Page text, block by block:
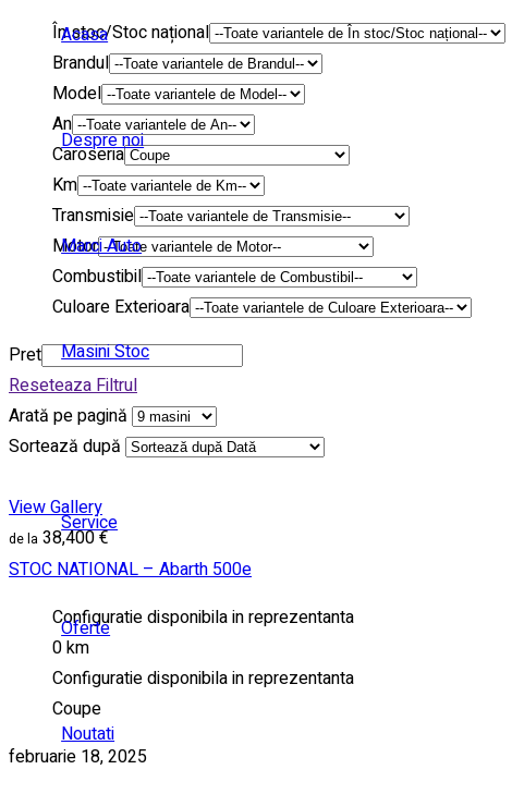
Acasa
Despre noi
Marci Auto
Masini Stoc
Service
Oferte
Noutati
În stoc/Stoc național
Brandul
Model
An
Caroseria
Km
Transmisie
Motor
Combustibil
Culoare Exterioara
Pret
Reseteaza Filtrul
Arată pe pagină
Sortează după
View Gallery
38,400 €
STOC NATIONAL – Abarth 500e
Configuratie disponibila in reprezentanta
0 km
Configuratie disponibila in reprezentanta
Coupe
februarie 18, 2025